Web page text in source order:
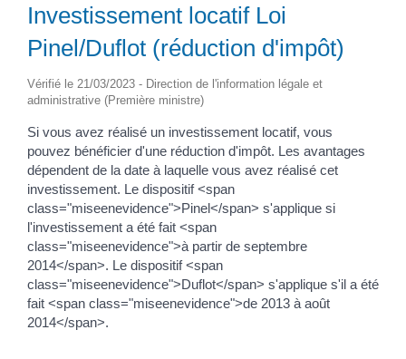
Investissement locatif Loi
Pinel/Duflot (réduction d'impôt)
Vérifié le 21/03/2023 - Direction de l'information légale et
administrative (Première ministre)
Si vous avez réalisé un investissement locatif, vous
pouvez bénéficier d'une réduction d'impôt. Les avantages
dépendent de la date à laquelle vous avez réalisé cet
investissement. Le dispositif <span
class="miseenevidence">Pinel</span> s'applique si
l'investissement a été fait <span
class="miseenevidence">à partir de septembre
2014</span>. Le dispositif <span
class="miseenevidence">Duflot</span> s'applique s'il a été
fait <span class="miseenevidence">de 2013 à août
2014</span>.